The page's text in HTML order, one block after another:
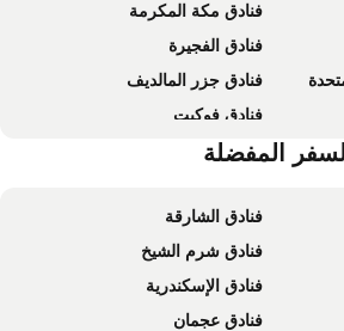
فنادق مكة المكرمة
فنادق الفجيرة
فنادق جزر المالديف
فنادق فوكيت
فنادق إمارة أبو ظبي
المفضلة
فنادق الشارقة
فنادق شرم الشيخ
فنادق الإسكندرية
فنادق عجمان